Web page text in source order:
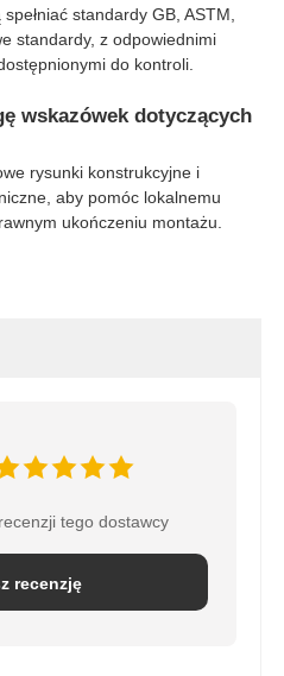
standardy GB, ASTM,
standardy, z odpowiednimi
do kontroli.
wskazówek dotyczących
rysunki konstrukcyjne i
aby pomóc lokalnemu
ukończeniu montażu.
tego dostawcy
recenzję